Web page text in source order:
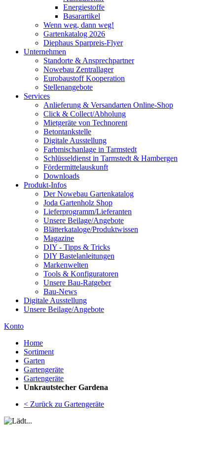
Energiestoffe
Basarartikel
Wenn weg, dann weg!
Gartenkatalog 2026
Diephaus Sparpreis-Flyer
Unternehmen
Standorte & Ansprechpartner
Nowebau Zentrallager
Eurobaustoff Kooperation
Stellenangebote
Services
Anlieferung & Versandarten Online-Shop
Click & Collect/Abholung
Mietgeräte von Technorent
Betontankstelle
Digitale Ausstellung
Farbmischanlage in Tarmstedt
Schlüsseldienst in Tarmstedt & Hambergen
Fördermittelauskunft
Downloads
Produkt-Infos
Der Nowebau Gartenkatalog
Joda Gartenholz Shop
Lieferprogramm/Lieferanten
Unsere Beilage/Angebote
Blätterkataloge/Produktwissen
Magazine
DIY - Tipps & Tricks
DIY Bastelanleitungen
Markenwelten
Tools & Konfiguratoren
Unsere Bau-Ratgeber
Bau-News
Digitale Ausstellung
Unsere Beilage/Angebote
Konto
Home
Sortiment
Garten
Gartengeräte
Gartengeräte
Unkrautstecher Gardena
< Zurück zu Gartengeräte